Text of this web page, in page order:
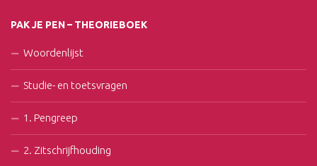
PAK JE PEN – THEORIEBOEK
Woordenlijst
Studie- en toetsvragen
1. Pengreep
2. Zitschrijfhouding